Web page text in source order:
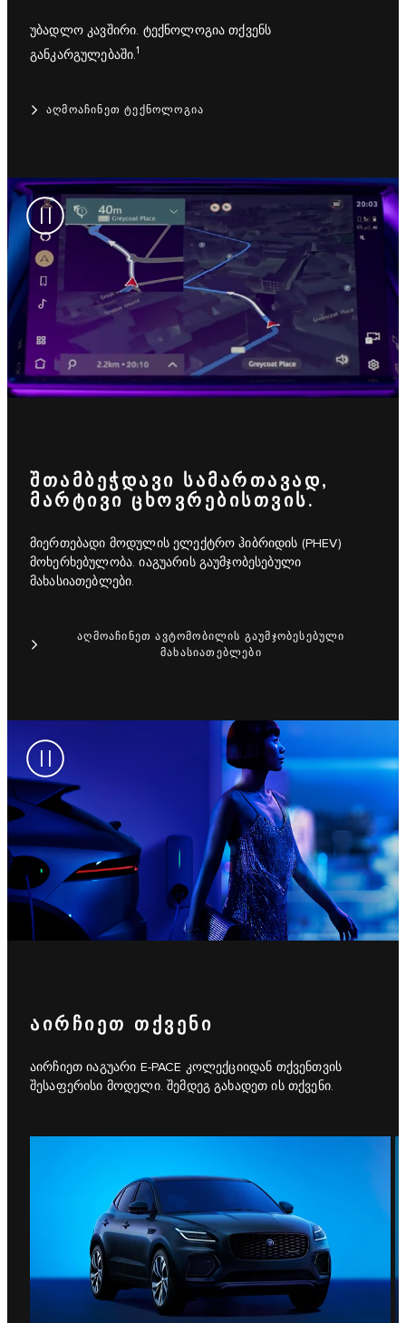
უბადლო კავშირი. ტექნოლოგია თქვენს
განკარგულებაში.1
ᲐᲦᲛᲝᲐᲩᲘᲜᲔᲗ ᲢᲔᲥᲜᲝᲚᲝᲒᲘᲐ
ᲨᲗᲐᲛᲑᲔᲭᲓᲐᲕᲘ ᲡᲐᲛᲐᲠᲗᲐᲕᲐᲓ,
ᲛᲐᲠᲢᲘᲕᲘ ᲪᲮᲝᲕᲠᲔᲑᲘᲡᲗᲕᲘᲡ.
მიერთებადი მოდულის ელექტრო ჰიბრიდის (PHEV)
მოხერხებულობა. იაგუარის გაუმჯობესებული
მახასიათებლები.
ᲐᲦᲛᲝᲐᲩᲘᲜᲔᲗ ᲐᲕᲢᲝᲛᲝᲑᲘᲚᲘᲡ ᲒᲐᲣᲛᲯᲝᲑᲔᲡᲔᲑᲣᲚᲘ
ᲛᲐᲮᲐᲡᲘᲐᲗᲔᲑᲚᲔᲑᲘ
ᲐᲘᲠᲩᲘᲔᲗ ᲗᲥᲕᲔᲜᲘ
აირჩიეთ იაგუარი E-PACE კოლექციიდან თქვენთვის
შესაფერისი მოდელი. შემდეგ გახადეთ ის თქვენი.